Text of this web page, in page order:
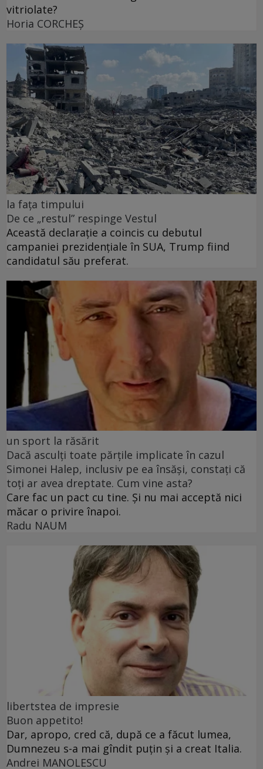
vitriolate?
Horia CORCHEŞ
la fața timpului
De ce „restul” respinge Vestul
Această declarație a coincis cu debutul
campaniei prezidențiale în SUA, Trump fiind
candidatul său preferat.
un sport la răsărit
Dacă asculți toate părțile implicate în cazul
Simonei Halep, inclusiv pe ea însăși, constați că
toți ar avea dreptate. Cum vine asta?
Care fac un pact cu tine. Și nu mai acceptă nici
măcar o privire înapoi.
Radu NAUM
libertstea de impresie
Buon appetito!
Dar, apropo, cred că, după ce a făcut lumea,
Dumnezeu s-a mai gîndit puțin și a creat Italia.
Andrei MANOLESCU